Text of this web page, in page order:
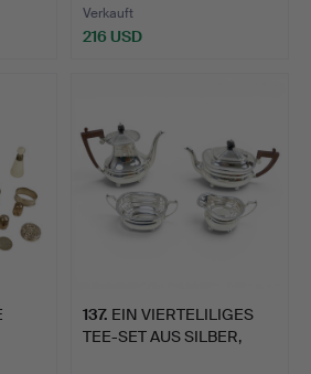
Verkauft
216 USD
137. EIN VIERTELILIGES
TEE-SET AUS SILBER,